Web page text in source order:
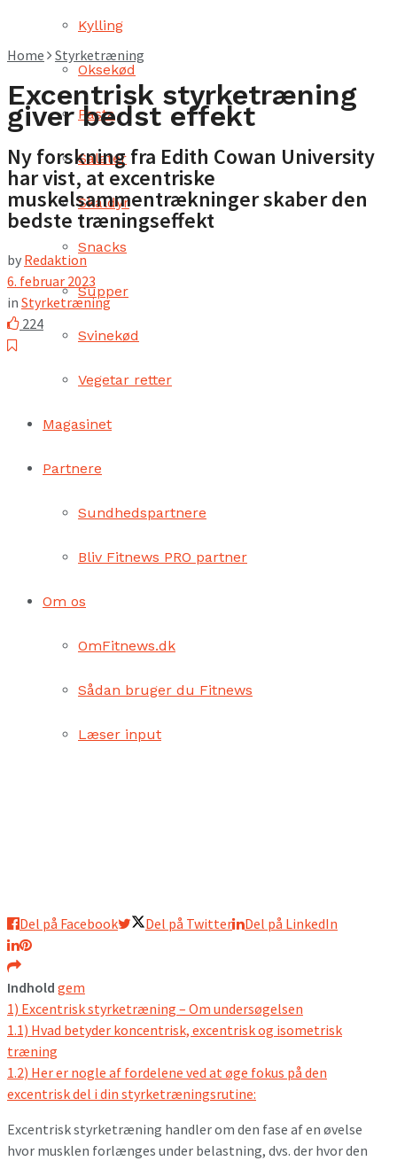
Kylling
Oksekød
Pasta
Salater
Skaldyr
Snacks
Supper
Svinekød
Vegetar retter
Magasinet
Partnere
Sundhedspartnere
Bliv Fitnews PRO partner
Om os
OmFitnews.dk
Sådan bruger du Fitnews
Læser input
Home Styrketræning
Excentrisk styrketræning
giver bedst effekt
Ny forskning fra Edith Cowan University
har vist, at excentriske
muskelsammentrækninger skaber den
bedste træningseffekt
by Redaktion
6. februar 2023
in Styrketræning
224
Del på Facebook Del på Twitter Del på LinkedIn
Indhold gem
1) Excentrisk styrketræning – Om undersøgelsen
1.1) Hvad betyder koncentrisk, excentrisk og isometrisk
træning
1.2) Her er nogle af fordelene ved at øge fokus på den
excentrisk del i din styrketræningsrutine:
Excentrisk styrketræning handler om den fase af en øvelse
hvor musklen forlænges under belastning, dvs. der hvor den